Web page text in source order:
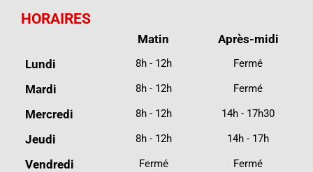
HORAIRES
Matin
Après-midi
Lundi
8h - 12h Fermé
Mardi 8h - 12h Fermé
Mercredi 8h - 12h 14h - 17h30
Jeudi 8h - 12h 14h - 17h
Vendredi Fermé Fermé